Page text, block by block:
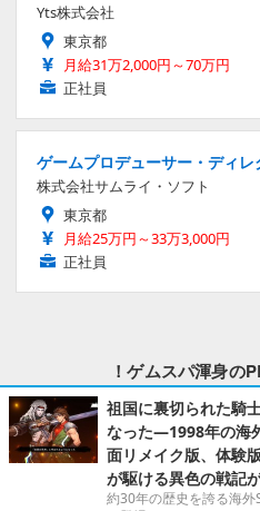
Yts株式会社
東京都
月給31万2,000円～70万円
正社員
ゲームプロデューサー・ディ
株式会社サムライ・ソフト
東京都
月給25万円～33万3,000円
正社員
！ゲムスパ渾身の
祖国に裏切られた騎
なった―1998年の海
面リメイク版、体験
が駆ける異色の戦記
約30年の歴史を誇る海外